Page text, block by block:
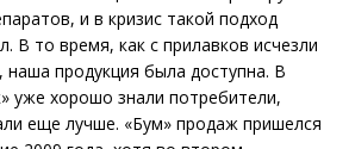
и в кризис такой подход
В то время, как с прилавков исчезли
наша продукция была доступна. В
уже хорошо знали потребители,
еще лучше. «Бум» продаж пришелся